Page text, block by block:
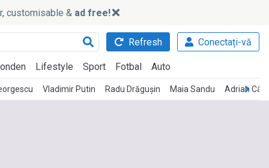
customisable & ad free!
Refresh Conectați-vă
Lifestyle Sport Fotbal Auto
Vladimir Putin Radu Drăgușin Maia Sandu Adrian